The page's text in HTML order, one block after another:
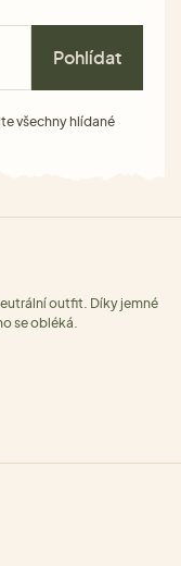
Pohlídat
všechny hlídané
outfit. Díky jemné
se obléká.